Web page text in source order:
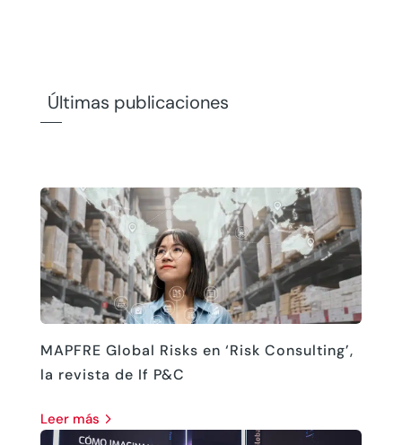
Últimas publicaciones
MAPFRE Global Risks en ‘Risk Consulting’,
la revista de If P&C
leer más